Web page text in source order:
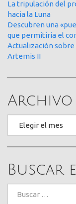
La tripulación del
hacia la Luna
Descubren una
que permitiría el
Actualización
Artemis II
Archivo
Buscar